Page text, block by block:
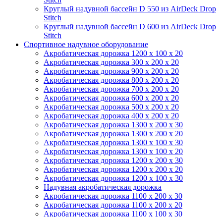
Круглый надувной бассейн D 550 из AirDeck Drop
Stitch
Круглый надувной бассейн D 600 из AirDeck Drop
Stitch
Спортивное надувное оборудование
Акробатическая дорожка 1200 x 100 x 20
Акробатическая дорожка 300 x 200 x 20
Акробатическая дорожка 900 x 200 x 20
Акробатическая дорожка 800 x 200 x 20
Акробатическая дорожка 700 x 200 x 20
Акробатическая дорожка 600 x 200 x 20
Акробатическая дорожка 500 x 200 x 20
Акробатическая дорожка 400 x 200 x 20
Акробатическая дорожка 1300 x 200 x 30
Акробатическая дорожка 1300 x 200 x 20
Акробатическая дорожка 1300 x 100 x 30
Акробатическая дорожка 1300 x 100 x 20
Акробатическая дорожка 1200 x 200 x 30
Акробатическая дорожка 1200 x 200 x 20
Акробатическая дорожка 1200 x 100 x 30
Надувная акробатическая дорожка
Акробатическая дорожка 1100 x 200 x 30
Акробатическая дорожка 1100 x 200 x 20
Акробатическая дорожка 1100 x 100 x 30